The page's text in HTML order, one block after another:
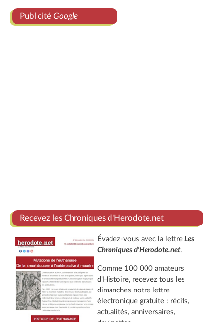
Publicité Google
Recevez les Chroniques d'Herodote.net
Évadez-vous avec la lettre Les
Chroniques d'Herodote.net.
Comme 100 000 amateurs
d'Histoire, recevez tous les
dimanches notre lettre
électronique gratuite : récits,
actualités, anniversaires,